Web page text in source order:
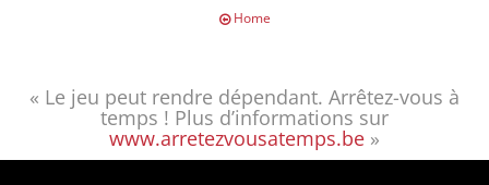
Home
« Le jeu peut rendre dépendant. Arrêtez-vous à
temps ! Plus d’informations sur
www.arretezvousatemps.be »